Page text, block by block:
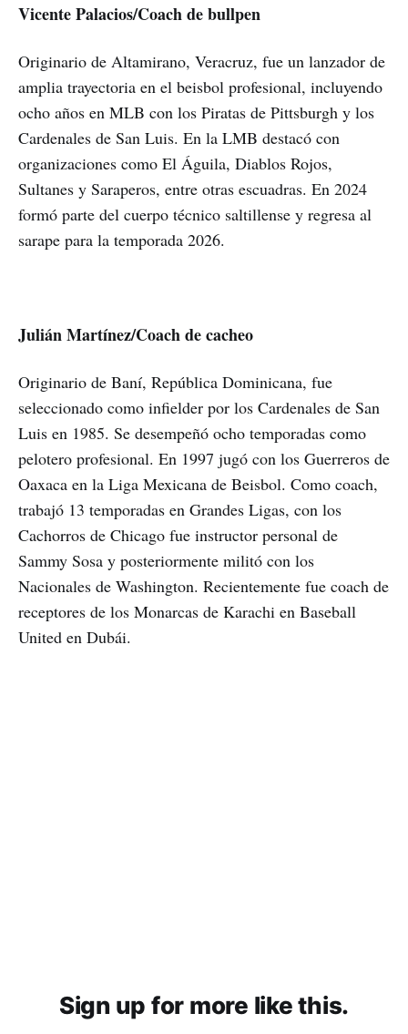
Vicente Palacios/Coach de bullpen
Originario de Altamirano, Veracruz, fue un lanzador de
amplia trayectoria en el beisbol profesional, incluyendo
ocho años en MLB con los Piratas de Pittsburgh y los
Cardenales de San Luis. En la LMB destacó con
organizaciones como El Águila, Diablos Rojos,
Sultanes y Saraperos, entre otras escuadras. En 2024
formó parte del cuerpo técnico saltillense y regresa al
sarape para la temporada 2026.
Julián Martínez/Coach de cacheo
Originario de Baní, República Dominicana, fue
seleccionado como infielder por los Cardenales de San
Luis en 1985. Se desempeñó ocho temporadas como
pelotero profesional. En 1997 jugó con los Guerreros de
Oaxaca en la Liga Mexicana de Beisbol. Como coach,
trabajó 13 temporadas en Grandes Ligas, con los
Cachorros de Chicago fue instructor personal de
Sammy Sosa y posteriormente militó con los
Nacionales de Washington. Recientemente fue coach de
receptores de los Monarcas de Karachi en Baseball
United en Dubái.
Sign up for more like this.